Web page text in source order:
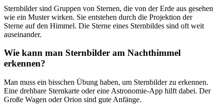
Sternbilder sind Gruppen von Sternen, die von der Erde aus gesehen
wie ein Muster wirken. Sie entstehen durch die Projektion der
Sterne auf den Himmel. Die Sterne eines Sternbildes sind oft weit
auseinander.
Wie kann man Sternbilder am Nachthimmel
erkennen?
Man muss ein bisschen Übung haben, um Sternbilder zu erkennen.
Eine drehbare Sternkarte oder eine Astronomie-App hilft dabei. Der
Große Wagen oder Orion sind gute Anfänge.